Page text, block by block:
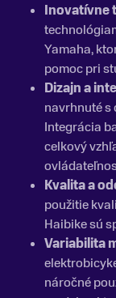
Inovatívne
Yamaha,
pomoc pri
Dizajn a
navrhnuté s
Integrácia
celkový
Kvalita a
použitie
Haibike sú
Variabilita
náročné